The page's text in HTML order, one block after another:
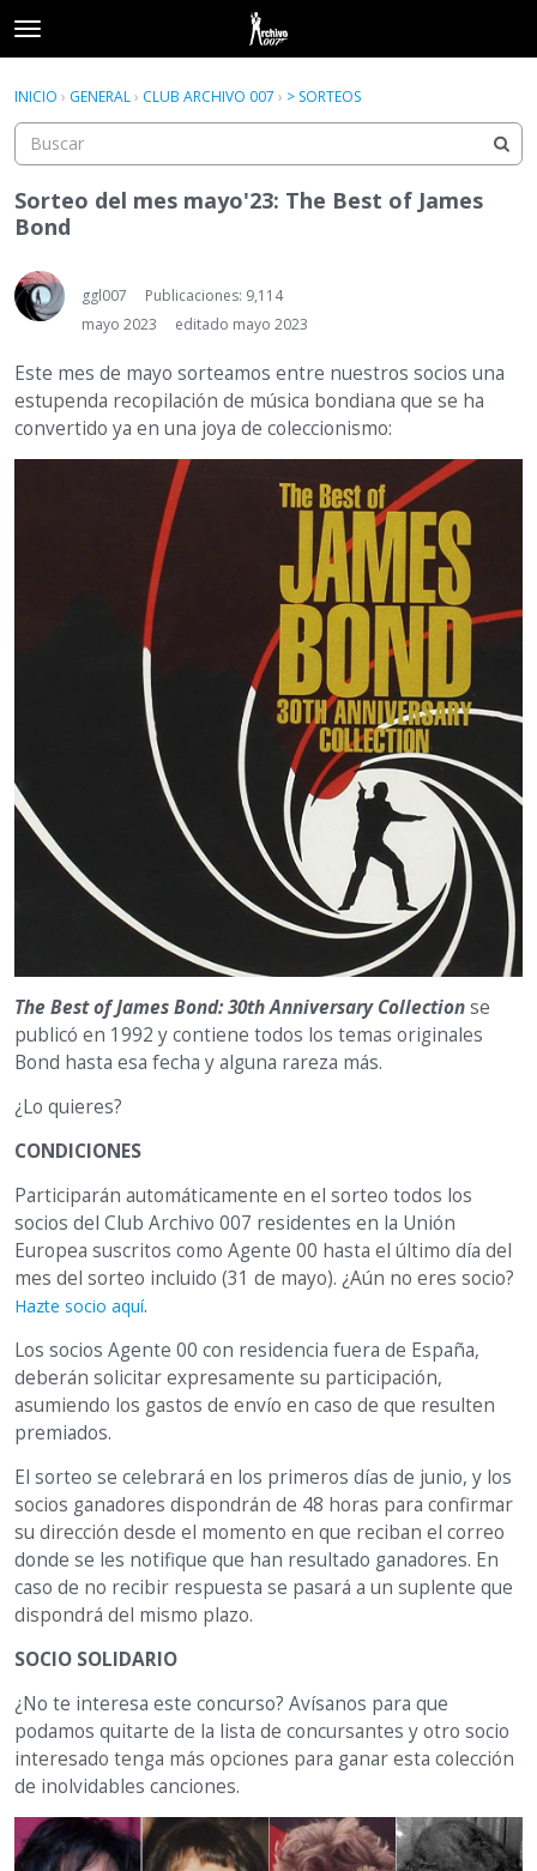
t
o
g
e
m
e
n
u
Acceder Registrarse
Hilos
Actividad
Acceder Registrarse
INICIO › GENERAL› CLUB ARCHIVO 007 › > SORTEOS
Sorteo del mes mayo'23: The Best of James
Bond
ggl007
Publicaciones: 9,114
mayo 2023
editado mayo 2023
Este mes de mayo sorteamos entre nuestros socios una
estupenda recopilación de música bondiana que se ha
convertido ya en una joya de coleccionismo:
The Best of James Bond: 30th Anniversary Collectionse
publicó en 1992 y contiene todos los temas originales
Bond hasta esa fecha y alguna rareza más.
¿Lo quieres?
CONDICIONES
Participarán automáticamente en el sorteo todos los
socios del Club Archivo 007 residentes en la Unión
Europea suscritos como Agente 00 hasta el último día del
mes del sorteo incluido (31 de mayo). ¿Aún no eres socio?
Hazte socio aquí.
Los socios Agente 00 con residencia fuera de España,
deberán solicitar expresamente su participación,
asumiendo los gastos de envío en caso de que resulten
premiados.
El sorteo se celebrará en los primeros días de junio, y los
socios ganadores dispondrán de 48 horas para confirmar
su dirección desde el momento en que reciban el correo
donde se les notifique que han resultado ganadores. En
caso de no recibir respuesta se pasará a un suplente que
dispondrá del mismo plazo.
SOCIO SOLIDARIO
¿No te interesa este concurso? Avísanos para que
podamos quitarte de la lista de concursantes y otro socio
interesado tenga más opciones para ganar esta colección
de inolvidables canciones.